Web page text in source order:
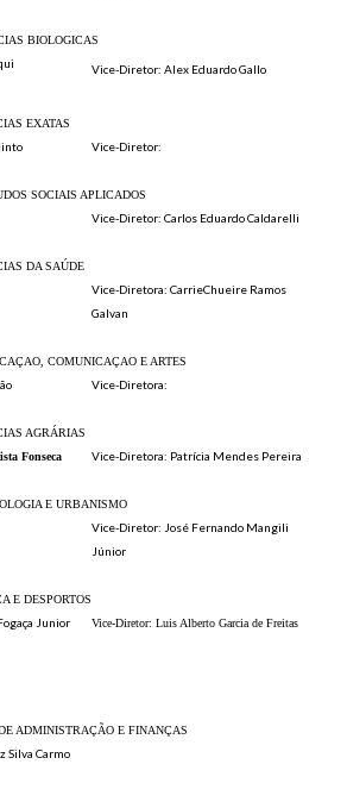
BIOLOGICAS
Vice-Diretor: Alex Eduardo Gallo
EXATAS
Vice-Diretor:
SOCIAIS APLICADOS
Vice-Diretor: Carlos Eduardo Caldarelli
DA SAÚDE
Vice-Diretora: CarrieChueire Ramos
Galvan
COMUNICAÇAO E ARTES
Vice-Diretora:
AGRÁRIAS
Fonseca Vice-Diretora: Patrícia Mendes Pereira
E URBANISMO
Vice-Diretor: José Fernando Mangili
Júnior
E DESPORTOS
Junior Vice-Diretor: Luis Alberto Garcia de Freitas
ADMINISTRAÇÃO E FINANÇAS
Silva Carmo